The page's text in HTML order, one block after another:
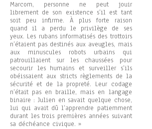
Marcom, personne ne peut jouir
librement de son existence s’il est tant
soit peu infirme. À plus forte raison
quand il a perdu le privilège de ses
yeux. Les rubans informatisés des trottoirs
n’étaient pas destinés aux aveugles, mais
aux minuscules robots urbains qui
patrouillaient sur les chaussées pour
secourir les humains et surveiller s’ils
obéissaient aux stricts règlements de la
sécurité et de la propreté. Leur codage
n’était pas en braille, mais en langage
binaire : Julien en savait quelque chose,
lui qui avait dû l’apprendre patiemment
durant les trois premières années suivant
sa déchéance civique. »